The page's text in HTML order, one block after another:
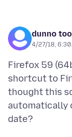
dunno too
4/27/18, 6:30
Firefox 59
shortcut to
thought this
automatically